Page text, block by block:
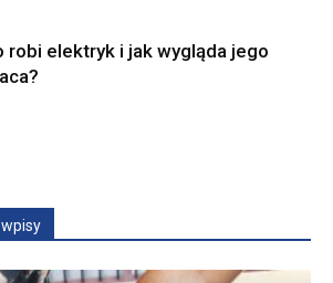
robi elektryk i jak wygląda jego